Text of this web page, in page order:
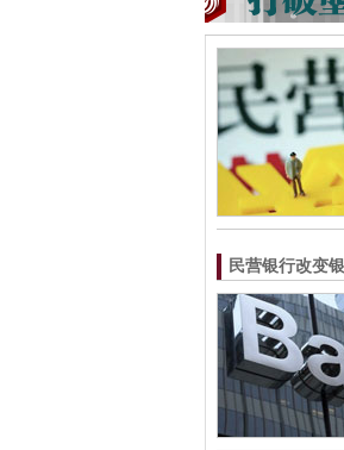
民营银行改变